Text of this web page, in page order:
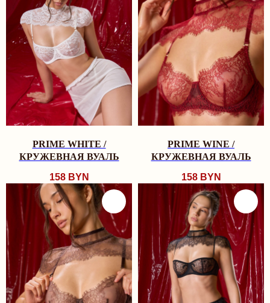
ПОПУЛЯРНОЕ
MONA КОМПЛЕКТ
224 BYN
224 BYN
BLOSSOM КОМПЛЕКТ
КУПАЛЬНИКИ
АКСЕССУАРЫ
SALE
TRY MORE SPORT
18+
VALENTINE’S WEEK
WEDDING MOOD
PRIME WHITE /
КРУЖЕВНАЯ ВУАЛЬ
158 BYN
PRIME WINE /
КРУЖЕВНАЯ ВУАЛЬ
158 BYN